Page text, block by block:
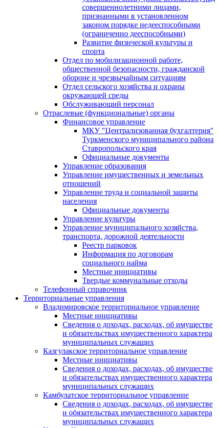
совершеннолетними лицами,
признанными в установленном
законом порядке недееспособными
(ограниченно дееспособными)
Развитие физической культуры и
спорта
Отдел по мобилизационной работе,
общественной безопасности, гражданской
оборонe и чрезвычайным ситуациям
Отдел сельского хозяйства и охраны
окружающей среды
Обслуживающий персонал
Отраслевые (функциональные) органы
Финансовое управление
МКУ "Централизованная бухгалтерия"
Туркменского муниципального района
Ставропольского края
Официальные документы
Управление образования
Управление имущественных и земельных
отношений
Управление труда и социальной защиты
населения
Официальные документы
Управление культуры
Управление муниципального хозяйства,
транспорта, дорожной деятельности
Реестр парковок
Информация по договорам
социального найма
Местные инициативы
Твердые коммунальные отходы
Телефонный справочник
Территориальные управления
Владимировское территориальное управление
Местные инициативы
Сведения о доходах, расходах, об имуществе
и обязательствах имущественного характера
муниципальных служащих
Казгулакское территориальное управление
Местные инициативы
Сведения о доходах, расходах, об имуществе
и обязательствах имущественного характера
муниципальных служащих
Камбулатское территориальное управление
Сведения о доходах, расходах, об имуществе
и обязательствах имущественного характера
муниципальных служащих